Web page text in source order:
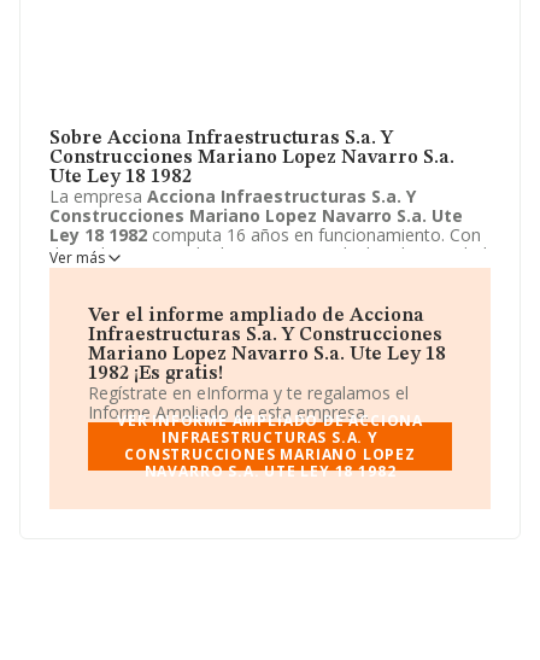
Sobre Acciona Infraestructuras S.a. Y
Construcciones Mariano Lopez Navarro S.a.
Ute Ley 18 1982
La empresa Acciona Infraestructuras S.a. Y
Construcciones Mariano Lopez Navarro S.a. Ute
Ley 18 1982 computa 16 años en funcionamiento. Con
domicilio en Avenida de Europa, 18, Alcobendas, Madrid
se encuentra la empresaAcciona Infraestructuras
Ute Ley 18 1982. El CNAE que desarrolla es 9499 -
Otras actividades asociativas n.c.o.p..Acciona
Infraestructuras S.a. Y Construcciones Mariano
Lopez Navarro S.a. Ute Ley 18 1982
está definida
como Unión temporal de empresas. Para más
información, visite su página web:http://www.acciona-
infraestructuras.com.
Ver más
Ver el informe ampliado de Acciona
Infraestructuras S.a. Y Construcciones
Mariano Lopez Navarro S.a. Ute Ley 18
1982 ¡Es gratis!
Regístrate en eInforma y te regalamos el
Informe Ampliado de esta empresa.
VER INFORME AMPLIADO DE ACCIONA
INFRAESTRUCTURAS S.A. Y
CONSTRUCCIONES MARIANO LOPEZ
NAVARRO S.A. UTE LEY 18 1982